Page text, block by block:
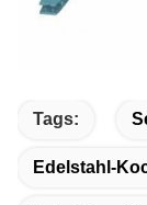
Tags:
Edelstahl-